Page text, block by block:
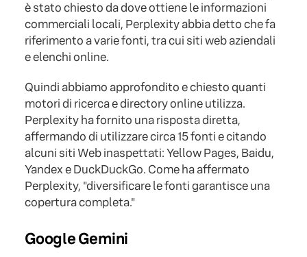
è stato chiesto da dove ottiene le informazioni
commerciali locali, Perplexity abbia detto che fa
riferimento a varie fonti, tra cui siti web aziendali
e elenchi online.
Quindi abbiamo approfondito e chiesto quanti
motori di ricerca e directory online utilizza.
Perplexity ha fornito una risposta diretta,
affermando di utilizzare circa 15 fonti e citando
alcuni siti Web inaspettati: Yellow Pages, Baidu,
Yandex e DuckDuckGo. Come ha affermato
Perplexity, "diversificare le fonti garantisce una
copertura completa."
Google Gemini